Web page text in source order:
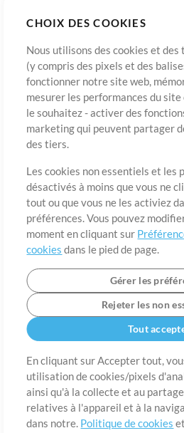
CHOIX DES COOKIES
Nous utilisons des cookies et
(y compris des pixels et des
fonctionner notre site web,
mesurer les performances du
le souhaitez - activer des
marketing qui peuvent partager
des tiers.
Les cookies non essentiels et les
désactivés à moins que vous ne
tout ou que vous ne les activiez
préférences. Vous pouvez
moment en cliquant sur
cookies dans le pied de page.
Gérer les
Rejeter les non
Tout
En cliquant sur Accepter tout,
utilisation de cookies/pixels
ainsi qu'à la collecte et au
relatives à l'appareil et à la
dans notre. Politique de cookies
Ville
Pays
Étât
A propos de Conditions d’utilisation
matière de cookies
©2006-2026 par MultiTracks LLC.